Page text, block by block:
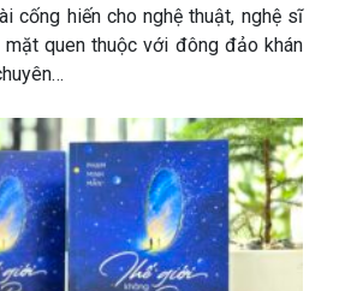
cống hiến cho nghệ thuật, nghệ sĩ
quen thuộc với đông đảo khán